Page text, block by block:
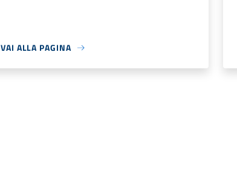
VAI ALLA PAGINA